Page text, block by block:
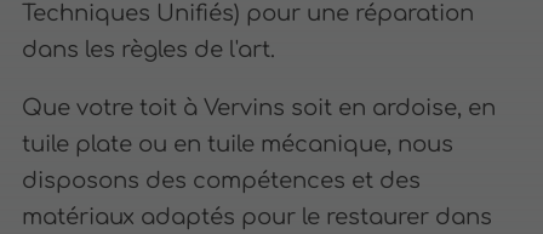
Techniques Unifiés) pour une réparation
dans les règles de l'art.
Que votre toit à Vervins soit en ardoise, en
tuile plate ou en tuile mécanique, nous
disposons des compétences et des
matériaux adaptés pour le restaurer dans